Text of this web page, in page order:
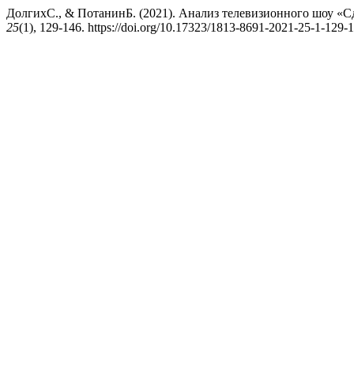
ДолгихС., & ПотанинБ. (2021). Анализ телевизионного шоу
25(1), 129-146. https://doi.org/10.17323/1813-8691-2021-25-1-129-